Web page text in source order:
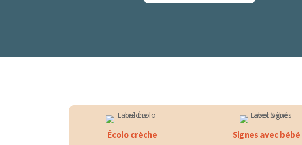
Écolo crèche Signes avec bébé